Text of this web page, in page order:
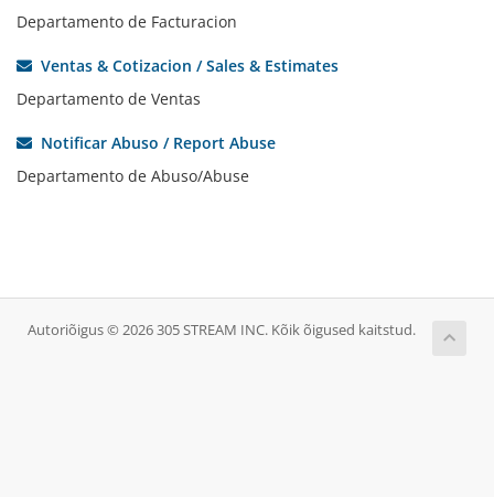
Departamento de Facturacion
Ventas & Cotizacion / Sales & Estimates
Departamento de Ventas
Notificar Abuso / Report Abuse
Departamento de Abuso/Abuse
Autoriõigus © 2026 305 STREAM INC. Kõik õigused kaitstud.